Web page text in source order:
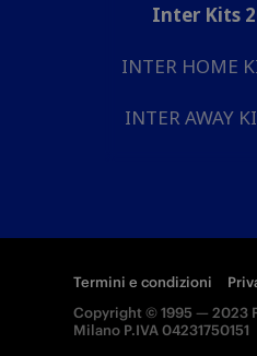
Inter Kits
INTER HOME
INTER AWAY
Termini e condizioni
Copyright © 1995 — 2023
Milano P.IVA 04231750151